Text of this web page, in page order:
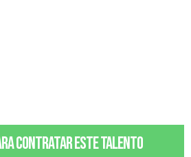
contratar este talento